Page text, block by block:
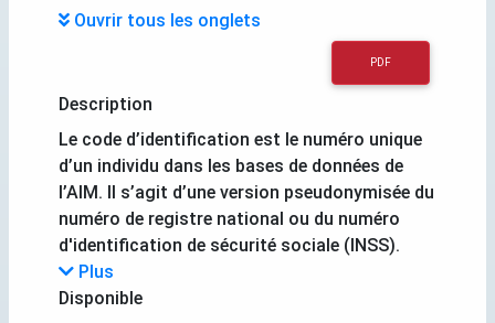
Ouvrir tous les onglets
PDF
Description
Le code d’identification est le numéro unique
d’un individu dans les bases de données de
l’AIM. Il s’agit d’une version pseudonymisée du
numéro de registre national ou du numéro
d'identification de sécurité sociale (INSS).
Plus
Disponible